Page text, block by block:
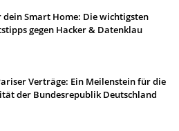
dein Smart Home: Die wichtigsten
gegen Hacker & Datenklau
Verträge: Ein Meilenstein für die
der Bundesrepublik Deutschland